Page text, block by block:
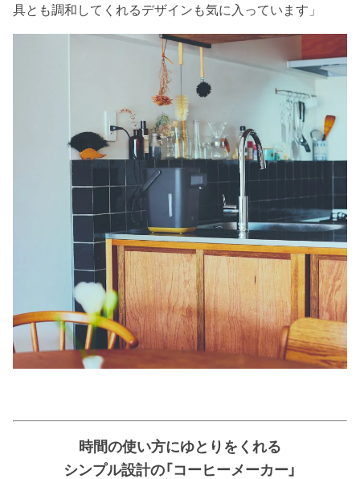
具とも調和してくれるデザインも気に入っています」
時間の使い方にゆとりをくれる
シンプル設計の「コーヒーメーカー」